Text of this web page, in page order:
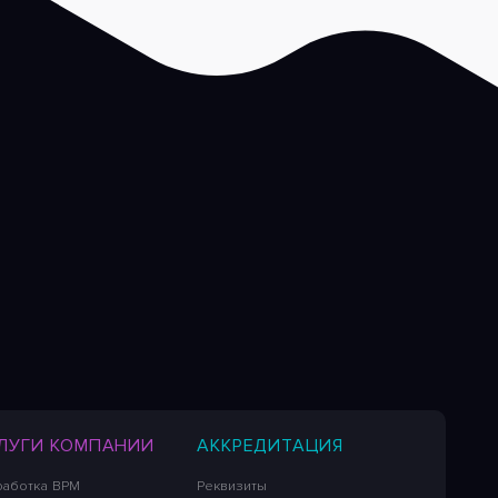
КОМПАНИИ
BPM
АККРЕДИТАЦИЯ
Реквизиты